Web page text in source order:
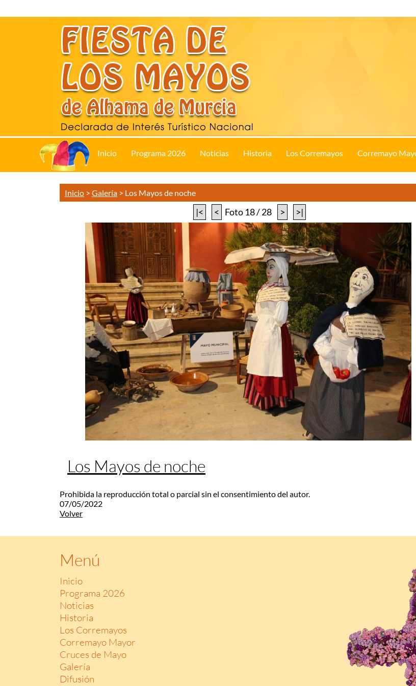
Inicio Programa 2026 Noticias Historia Los Corremayos Corremayo
Inicio > Galería > Los Mayos de noche
|< < Foto 18 / 28 > >|
Los Mayos de noche
Prohibida la reproducción total o parcial sin el consentimiento del autor.
07/05/2022
Volver
Menú
Inicio
Programa 2026
Noticias
Historia
Los Corremayos
Corremayo Mayor
Cruces de Mayo
Galería
Difusión